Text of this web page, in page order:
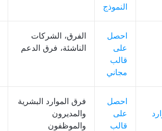
النموذج
احصل
على
قالب
مجاني
الفرق، الشركات
الناشئة، فرق الدعم
احصل
على
قالب
فرق الموارد البشرية
والمديرون
والموظفون